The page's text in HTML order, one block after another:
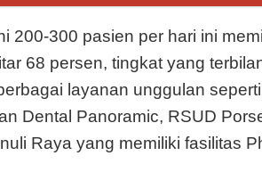
200-300 pasien per hari ini
68 persen, tingkat yang
layanan unggulan
Dental Panoramic, RSUD
Raya yang memiliki fasilitas